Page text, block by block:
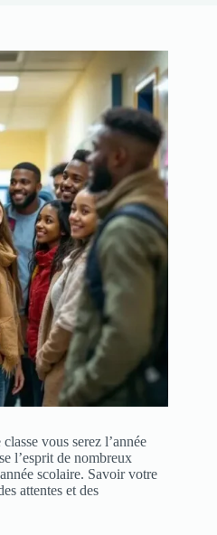
vous serez l’année
l’esprit de nombreux
scolaire. Savoir votre
attentes et des